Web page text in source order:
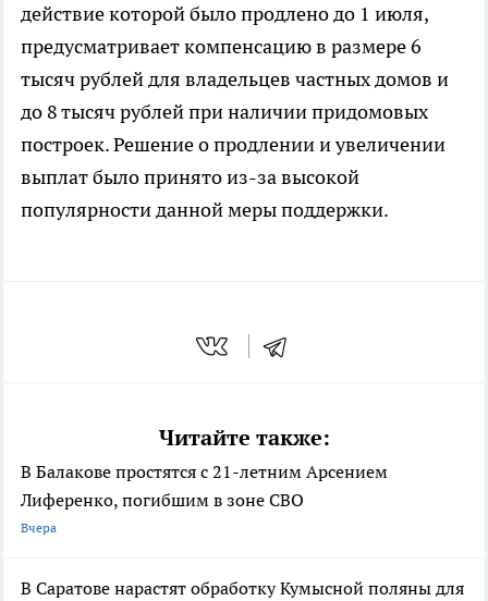
действие которой было продлено до 1 июля,
предусматривает компенсацию в размере 6
тысяч рублей для владельцев частных домов и
до 8 тысяч рублей при наличии придомовых
построек. Решение о продлении и увеличении
выплат было принято из-за высокой
популярности данной меры поддержки.
Читайте также:
В Балакове простятся с 21-летним Арсением
Лиференко, погибшим в зоне СВО
Вчера
В Саратове нарастят обработку Кумысной поляны для